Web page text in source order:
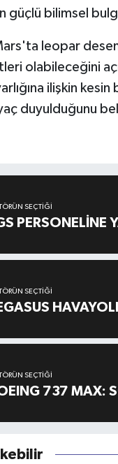
güçlü bilimsel
leopar
olabileceğini
ilişkin
duyulduğunu
SEÇTIĞI
PERSONELİNE
SEÇTIĞI
SEÇTIĞI
737 MAX: